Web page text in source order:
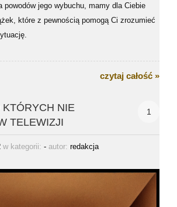
powodów jego wybuchu, mamy dla Ciebie
które z pewnością pomogą Ci zrozumieć
czytaj całość »
NIE
TELEWIZJI
1
w kategorii: -autor: redakcja